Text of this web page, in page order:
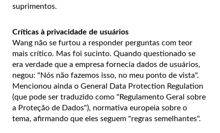
suprimentos.
Críticas à privacidade de usuários
Wang não se furtou a responder perguntas com teor
mais crítico. Mas foi sucinto. Quando questionado se
era verdade que a empresa fornecia dados de usuários,
negou: "Nós não fazemos isso, no meu ponto de vista".
Mencionou ainda o General Data Protection Regulation
(que pode ser traduzido como "Regulamento Geral sobre
a Proteção de Dados"), normativa europeia sobre o
tema, afirmando que eles seguem "regras semelhantes".